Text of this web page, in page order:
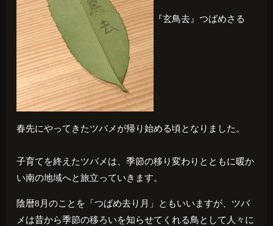
『玄鳥去』つばめさる
春先にやってきたツバメが帰り始める頃となりました。
子育てを終えたツバメは、季節の移り変わりとともに暖か
い南の地域へと旅立っていきます。
陰暦8月のことを「つばめ去り月」ともいいますが、ツバ
メは昔から季節の移ろいを知らせてくれる鳥として人々に